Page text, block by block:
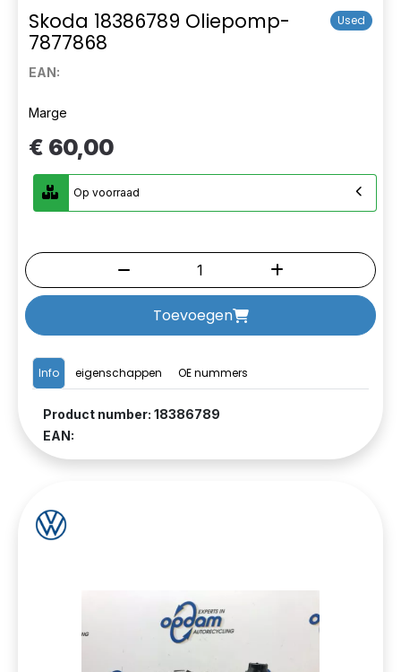
Skoda 18386789 Oliepomp-
7877868
Used
EAN:
Info eigenschappen OE nummers
Product number: 18386789
EAN:
Marge
€ 60,00
Op voorraad
Toevoegen